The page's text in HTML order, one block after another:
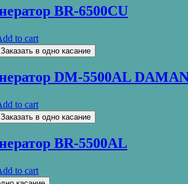
BR-6500CU
to cart
Заказать в одно касание
DM-5500AL
to cart
Заказать в одно касание
BR-5500AL
to cart